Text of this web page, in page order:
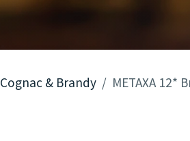
Cognac & Brandy METAXA 12*